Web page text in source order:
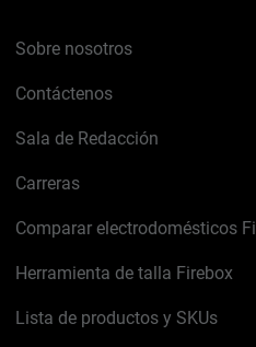
Sobre nosotros
Contáctenos
Sala de Redacción
Carreras
Comparar electrodomésticos
Herramienta de talla Firebox
Lista de productos y SKUs